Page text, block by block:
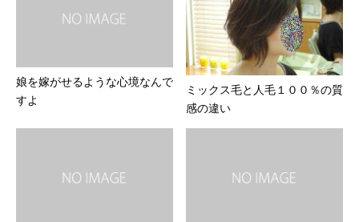
娘を嫁がせるような心境なんで
すよ
ミックス毛と人毛１００％の質
感の違い